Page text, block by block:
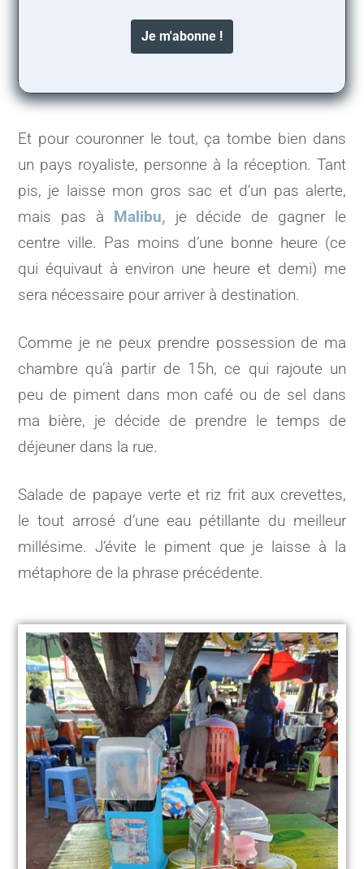
Et pour couronner le tout, ça tombe bien dans
un pays royaliste, personne à la réception. Tant
pis, je laisse mon gros sac et d’un pas alerte,
mais pas à
Malibu, je décide de gagner le
centre ville. Pas moins d’une bonne heure (ce
qui équivaut à environ une heure et demi) me
sera nécessaire pour arriver à destination.
Comme je ne peux prendre possession de ma
chambre qu’à partir de 15h, ce qui rajoute un
peu de piment dans mon café ou de sel dans
ma bière, je décide de prendre le temps de
déjeuner dans la rue.
Salade de papaye verte et riz frit aux crevettes,
le tout arrosé d’une eau pétillante du meilleur
millésime. J’évite le piment que je laisse à la
métaphore de la phrase précédente.